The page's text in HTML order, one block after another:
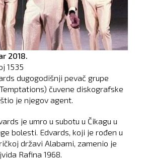
2018.
1535
dugogodišnji pevač grupe
čuvene diskografske
je njegov agent.
je umro u subotu u Čikagu u
bolesti. Edvards, koji je rođen u
državi Alabami, zamenio je
Rafina 1968.